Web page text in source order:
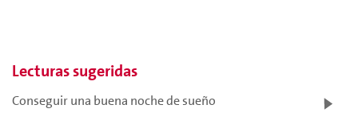
Lecturas sugeridas
Conseguir una buena noche de sueño